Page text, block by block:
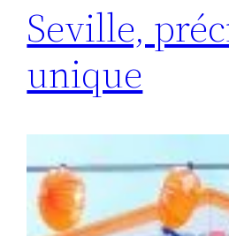
Seville,
unique